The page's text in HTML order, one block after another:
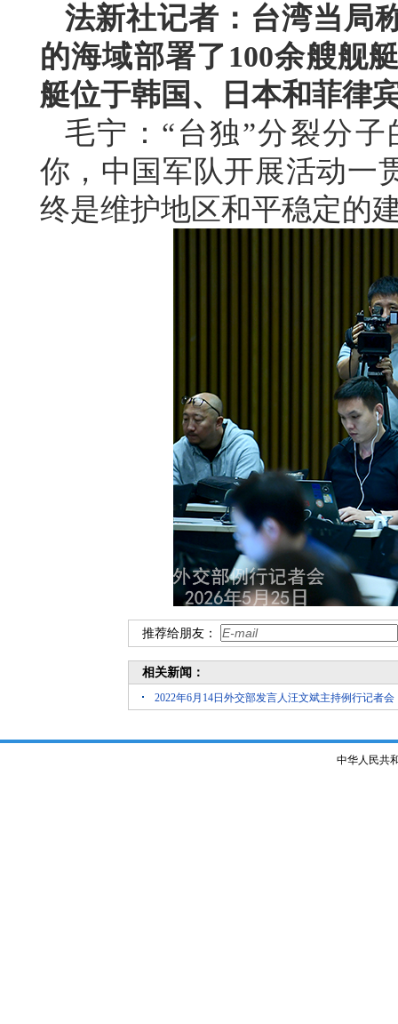
法新社记者：台湾当局
的海域部署了100余艘舰
艇位于韩国、日本和菲律
毛宁：“台独”分裂分
你，中国军队开展活动一
终是维护地区和平稳定的
推荐给朋友：
相关新闻：
2022年6月14日外交部发言人汪文斌主持例行记者会
中华人民共